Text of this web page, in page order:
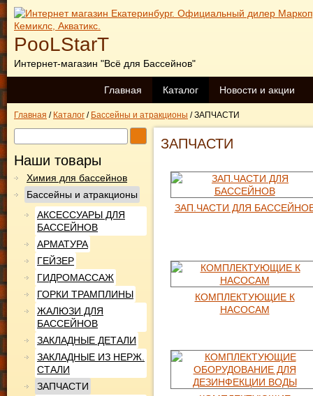
PooLStarT
Интернет-магазин "Всё для Бассейнов"
Главная Каталог Новости и акции
Главная / Каталог / Бассейны и атракционы / ЗАПЧАСТИ
Наши товары
Химия для бассейнов
Бассейны и атракционы
АКСЕССУАРЫ ДЛЯ
БАССЕЙНОВ
АРМАТУРА
ГЕЙЗЕР
ГИДРОМАССАЖ
ГОРКИ ТРАМПЛИНЫ
ЖАЛЮЗИ ДЛЯ
БАССЕЙНОВ
ЗАКЛАДНЫЕ ДЕТАЛИ
ЗАКЛАДНЫЕ ИЗ НЕРЖ.
СТАЛИ
ЗАПЧАСТИ
ЗАПЧАСТИ
ЗАП.ЧАСТИ ДЛЯ
КОМПЛЕКТУЮЩИЕ К
НАСОСАМ